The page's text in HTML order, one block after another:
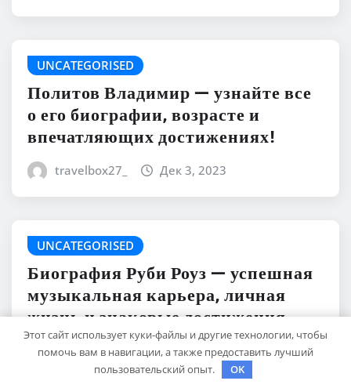
UNCATEGORISED
Политов Владимир — узнайте все
о его биографии, возрасте и
впечатляющих достижениях!
travelbox27_ Дек 3, 2023
UNCATEGORISED
Биография Руби Роуз — успешная
музыкальная карьера, личная
жизнь и знаковые достижения
travelbox27_ Дек 3, 2023
Этот сайт использует куки-файлы и другие технологии, чтобы
помочь вам в навигации, а также предоставить лучший
пользовательский опыт.
OK